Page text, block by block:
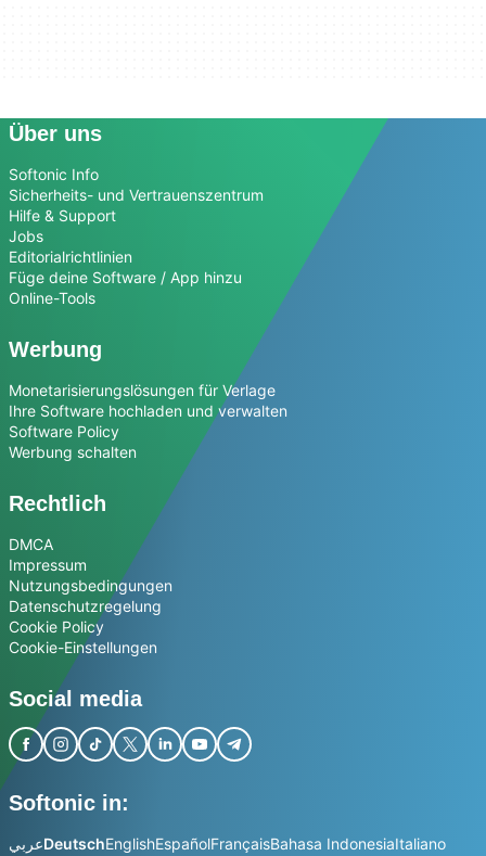
Über uns
Softonic Info
Sicherheits- und Vertrauenszentrum
Hilfe & Support
Jobs
Editorialrichtlinien
Füge deine Software / App hinzu
Online-Tools
Werbung
Monetarisierungslösungen für Verlage
Ihre Software hochladen und verwalten
Software Policy
Werbung schalten
Rechtlich
DMCA
Impressum
Nutzungsbedingungen
Datenschutzregelung
Cookie Policy
Cookie-Einstellungen
Social media
Softonic in:
عربيDeutschEnglishEspañolFrançaisBahasa IndonesiaItaliano